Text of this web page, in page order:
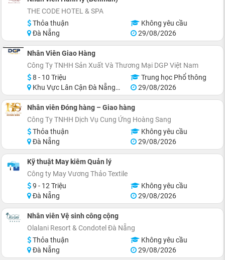
THE CODE HOTEL & SPA
Thỏa thuận
Không yêu cầu
Đà Nẵng
29/08/2026
Nhân Viên Giao Hàng
Công Ty TNHH Sản Xuất Và Thương Mại DGP Việt Nam
8 - 10 Triệu
Trung học Phổ thông
Khu Vực Lân Cận Đà Nẵng, Thanh Khê
29/08/2026
Nhân viên Đóng hàng – Giao hàng
Công Ty TNHH Dịch Vụ Cung Ứng Hoàng Sang
Thỏa thuận
Không yêu cầu
Đà Nẵng
29/08/2026
Kỹ thuật May kiêm Quản lý
Công ty May Vương Thảo Textile
9 - 12 Triệu
Không yêu cầu
Đà Nẵng
29/08/2026
Nhân viên Vệ sinh công cộng
Olalani Resort & Condotel Đà Nẵng
Thỏa thuận
Không yêu cầu
Đà Nẵng
29/08/2026